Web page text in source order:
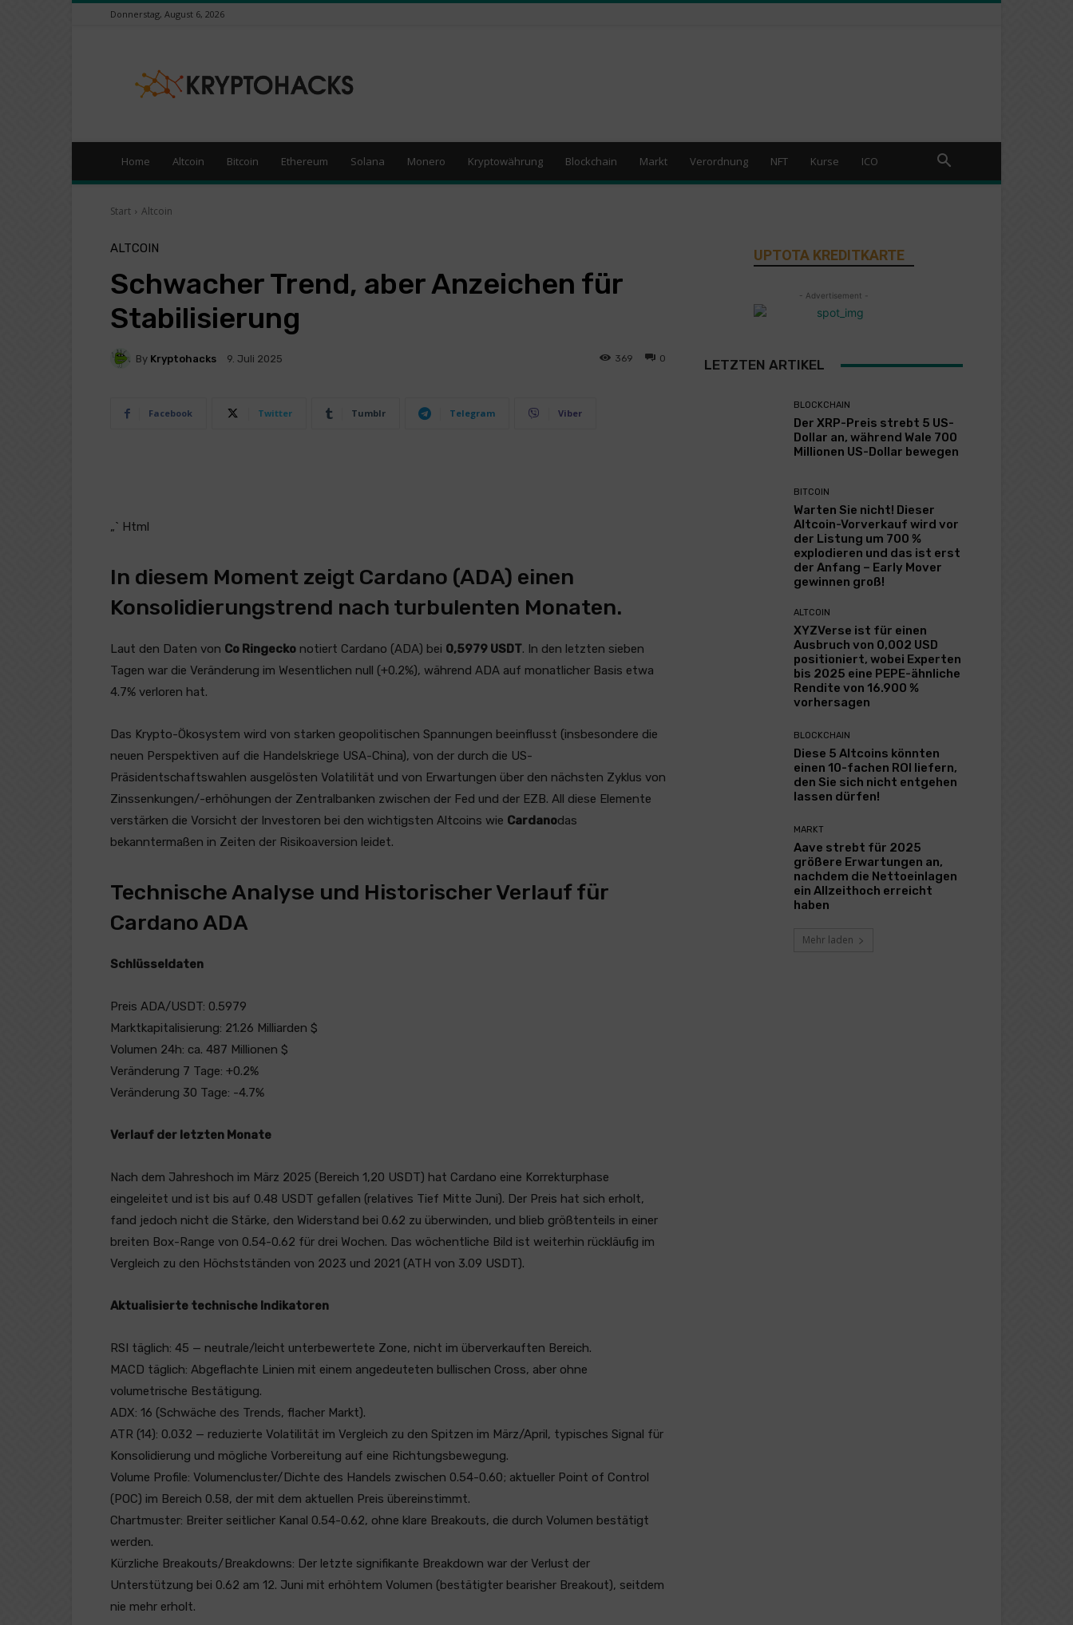
Donnerstag, August 6, 2026
–
Kryptowährungen
News
Portal
Home Altcoin Bitcoin Ethereum Solana Monero Kryptowährung Blockchain Markt Verordnung NFT Kurse ICO
Start Altcoin
ALTCOIN
Schwacher Trend, aber Anzeichen für
Stabilisierung
By Kryptohacks 9. Juli 2025 0
369
Facebook Twitter Tumblr Telegram Viber
„` Html
In diesem Moment zeigt Cardano (ADA) einen
Konsolidierungstrend nach turbulenten Monaten.
Laut den Daten von Co Ringecko notiert Cardano (ADA) bei 0,5979 USDT. In den letzten sieben
Tagen war die Veränderung im Wesentlichen null (+0.2%), während ADA auf monatlicher Basis etwa
4.7% verloren hat.
Das Krypto-Ökosystem wird von starken geopolitischen Spannungen beeinflusst (insbesondere die
neuen Perspektiven auf die Handelskriege USA-China), von der durch die US-
Präsidentschaftswahlen ausgelösten Volatilität und von Erwartungen über den nächsten Zyklus von
Zinssenkungen/-erhöhungen der Zentralbanken zwischen der Fed und der EZB. All diese Elemente
verstärken die Vorsicht der Investoren bei den wichtigsten Altcoins wie Cardanodas
bekanntermaßen in Zeiten der Risikoaversion leidet.
Technische Analyse und Historischer Verlauf für
Cardano ADA
Schlüsseldaten
Preis ADA/USDT: 0.5979
Marktkapitalisierung: 21.26 Milliarden $
Volumen 24h: ca. 487 Millionen $
Veränderung 7 Tage: +0.2%
Veränderung 30 Tage: -4.7%
Verlauf der letzten Monate
Nach dem Jahreshoch im März 2025 (Bereich 1,20 USDT) hat Cardano eine Korrekturphase
eingeleitet und ist bis auf 0.48 USDT gefallen (relatives Tief Mitte Juni). Der Preis hat sich erholt,
fand jedoch nicht die Stärke, den Widerstand bei 0.62 zu überwinden, und blieb größtenteils in einer
breiten Box-Range von 0.54-0.62 für drei Wochen. Das wöchentliche Bild ist weiterhin rückläufig im
Vergleich zu den Höchstständen von 2023 und 2021 (ATH von 3.09 USDT).
Aktualisierte technische Indikatoren
RSI täglich: 45 — neutrale/leicht unterbewertete Zone, nicht im überverkauften Bereich.
MACD täglich: Abgeflachte Linien mit einem angedeuteten bullischen Cross, aber ohne
volumetrische Bestätigung.
ADX: 16 (Schwäche des Trends, flacher Markt).
ATR (14): 0.032 — reduzierte Volatilität im Vergleich zu den Spitzen im März/April, typisches Signal für
Konsolidierung und mögliche Vorbereitung auf eine Richtungsbewegung.
Volume Profile: Volumencluster/Dichte des Handels zwischen 0.54-0.60; aktueller Point of Control
(POC) im Bereich 0.58, der mit dem aktuellen Preis übereinstimmt.
Chartmuster: Breiter seitlicher Kanal 0.54-0.62, ohne klare Breakouts, die durch Volumen bestätigt
werden.
Kürzliche Breakouts/Breakdowns: Der letzte signifikante Breakdown war der Verlust der
Unterstützung bei 0.62 am 12. Juni mit erhöhtem Volumen (bestätigter bearisher Breakout), seitdem
nie mehr erholt.
UPTOTA KREDITKARTE
- Advertisement -
LETZTEN ARTIKEL
BLOCKCHAIN
Der XRP-Preis strebt 5 US-
Dollar an, während Wale 700
Millionen US-Dollar bewegen
BITCOIN
Warten Sie nicht! Dieser
Altcoin-Vorverkauf wird vor
der Listung um 700 %
explodieren und das ist erst
der Anfang – Early Mover
gewinnen groß!
ALTCOIN
XYZVerse ist für einen
Ausbruch von 0,002 USD
positioniert, wobei Experten
bis 2025 eine PEPE-ähnliche
Rendite von 16.900 %
vorhersagen
BLOCKCHAIN
Diese 5 Altcoins könnten
einen 10-fachen ROI liefern,
den Sie sich nicht entgehen
lassen dürfen!
MARKT
Aave strebt für 2025
größere Erwartungen an,
nachdem die Nettoeinlagen
ein Allzeithoch erreicht
haben
Mehr laden